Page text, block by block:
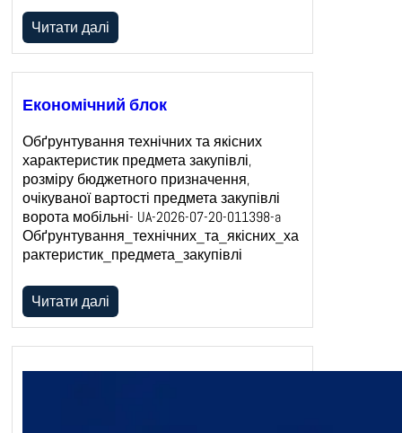
Читати далі
Економічний блок
Обґрунтування технічних та якісних
характеристик предмета закупівлі,
розміру бюджетного призначення,
очікуваної вартості предмета закупівлі
ворота мобільні- UA-2026-07-20-011398-a
Обґрунтування_технічних_та_якісних_ха
рактеристик_предмета_закупівлі
Читати далі